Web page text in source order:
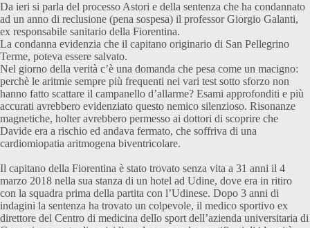
Da ieri si parla del processo Astori e della sentenza che ha condannato
ad un anno di reclusione (pena sospesa) il professor Giorgio Galanti,
ex responsabile sanitario della Fiorentina.
La condanna evidenzia che il capitano originario di San Pellegrino
Terme, poteva essere salvato.
Nel giorno della verità c’è una domanda che pesa come un macigno:
perchè le aritmie sempre più frequenti nei vari test sotto sforzo non
hanno fatto scattare il campanello d’allarme? Esami approfonditi e più
accurati avrebbero evidenziato questo nemico silenzioso. Risonanze
magnetiche, holter avrebbero permesso ai dottori di scoprire che
Davide era a rischio ed andava fermato, che soffriva di una
cardiomiopatia aritmogena biventricolare.
Il capitano della Fiorentina è stato trovato senza vita a 31 anni il 4
marzo 2018 nella sua stanza di un hotel ad Udine, dove era in ritiro
con la squadra prima della partita con l’Udinese. Dopo 3 anni di
indagini la sentenza ha trovato un colpevole, il medico sportivo ex
direttore del Centro di medicina dello sport dell’azienda universitaria di